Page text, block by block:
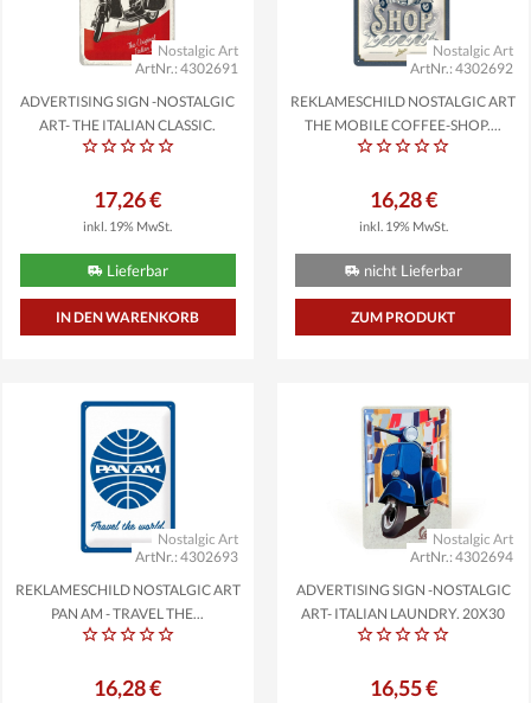
ArtNr.: 4302691
Nostalgic Art
ADVERTISING SIGN -NOSTALGIC
ART- THE ITALIAN CLASSIC,
17,26 €
inkl. 19% MwSt.
Lieferbar
ArtNr.: 4302692
Nostalgic Art
REKLAMESCHILD NOSTALGIC ART
THE MOBILE COFFEE-SHOP,...
16,28 €
inkl. 19% MwSt.
nicht Lieferbar
ZUM PRODUKT
ArtNr.: 4302693
Nostalgic Art
REKLAMESCHILD NOSTALGIC ART
PAN AM - TRAVEL THE...
16,28 €
ArtNr.: 4302694
Nostalgic Art
ADVERTISING SIGN -NOSTALGIC
ART- ITALIAN LAUNDRY, 20X30
16,55 €